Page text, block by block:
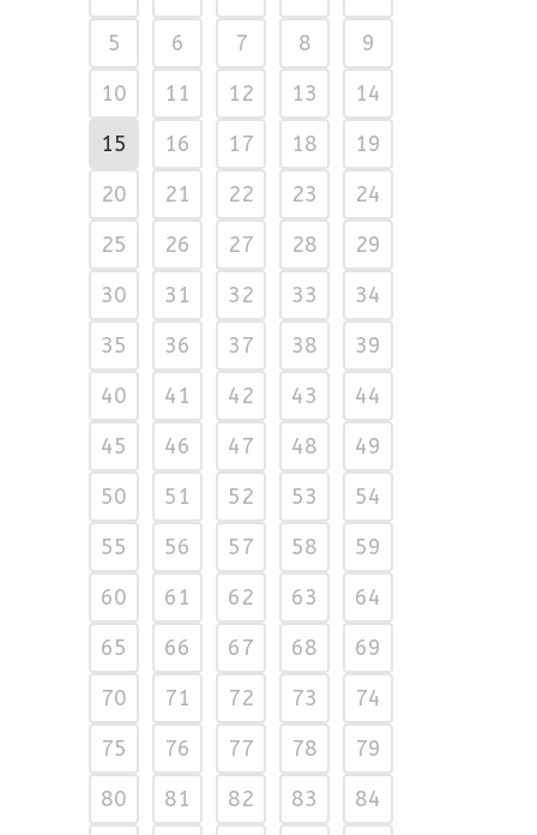
5
6 7 8
9
10
11 12 13
14
15
16 17 18
19
20
21 22 23
24
25
26 27 28
29
30
31 32 33
34
35
36 37 38
39
40
41 42 43
44
45
46 47 48
49
50
51 52 53
54
55
56 57 58
59
60
61 62 63
64
65
66 67 68
69
70
71 72 73
74
75
76 77 78
79
80
81 82 83
84